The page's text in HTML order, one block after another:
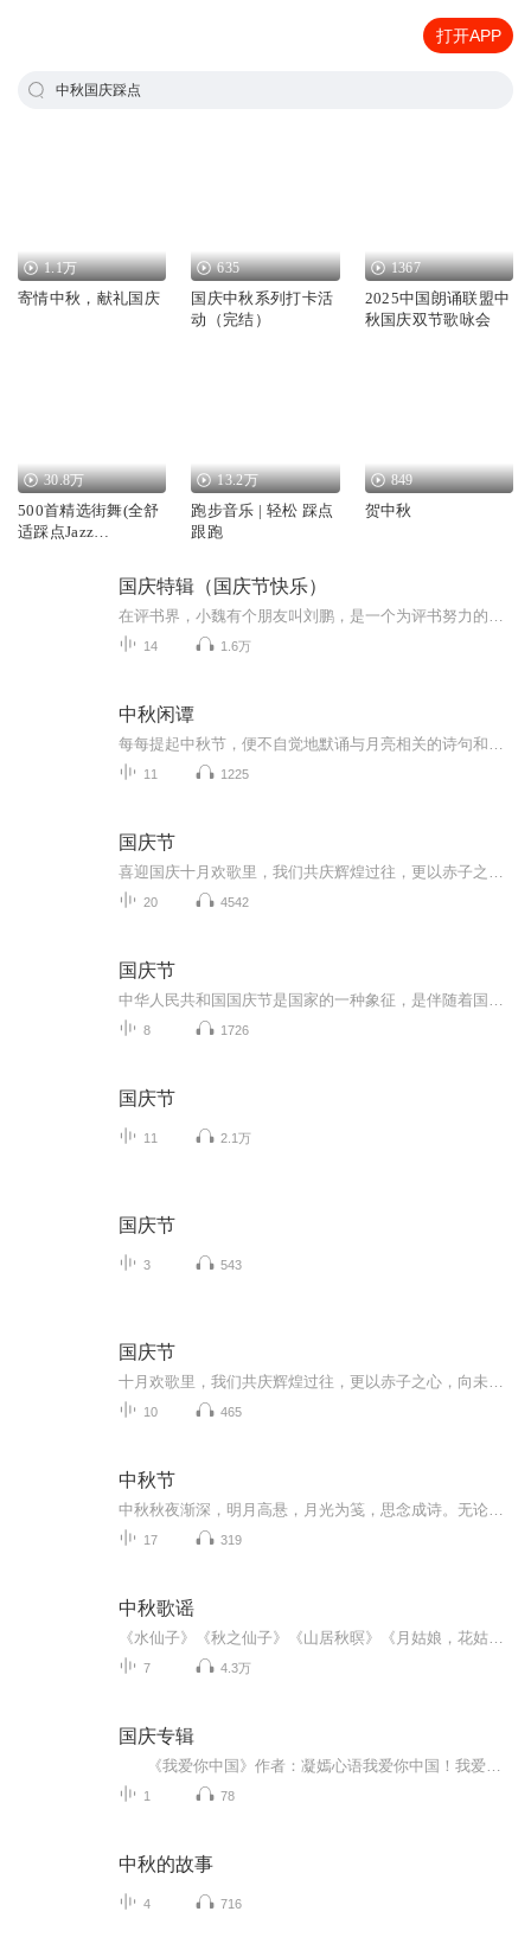
打开APP
中秋国庆踩点
1.1万
寄情中秋，献礼国庆
635
国庆中秋系列打卡活
动（完结）
1367
2025中国朗诵联盟中
秋国庆双节歌咏会
30.8万
500首精选街舞(全舒
适踩点Jazz
13.2万
跑步音乐 | 轻松 踩点
跟跑
849
贺中秋
国庆特辑（国庆节快乐）
14 1.6万
中秋闲谭
11 1225
国庆节
20 4542
国庆节
8 1726
国庆节
11 2.1万
国庆节
3 543
国庆节
10 465
中秋节
17 319
中秋歌谣
7 4.3万
国庆专辑
1 78
中秋的故事
4 716